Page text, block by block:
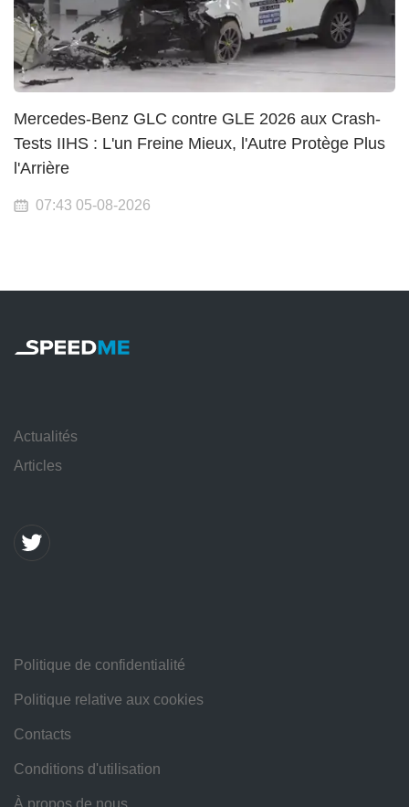
Mercedes-Benz GLC contre GLE 2026 aux Crash-
Tests IIHS : L'un Freine Mieux, l'Autre Protège Plus
l'Arrière
07:43 05-08-2026
Actualités
Articles
Politique de confidentialité
Politique relative aux cookies
Contacts
Conditions d'utilisation